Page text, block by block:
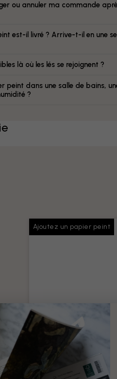
ou annuler ma commande
est-il livré ? Arrive-t-il en une
là où les lés se rejoignent ?
peint dans une salle de bains,
?
Ajoutez un papier peint
Colle pour papiers
peints
Colle suffisante pour
Information produit